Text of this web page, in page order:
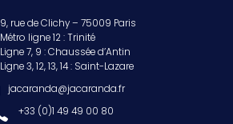
9, rue de Clichy – 75009 Paris
Métro ligne 12 : Trinité
Ligne 7, 9 : Chaussée d’Antin
Ligne 3, 12, 13, 14 : Saint-Lazare
jacaranda@jacaranda.fr
+33 (0)1 49 49 00 80